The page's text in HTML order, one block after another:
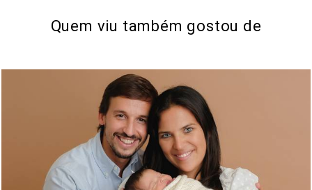
Quem viu também gostou de